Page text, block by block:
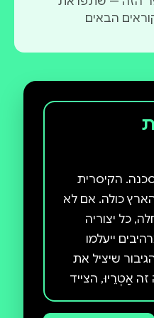
הבאים
הקיסרית
כולה. אם לא
כל יצוריה
ייעלמו
שיציל את
אַטְרֵיוּ, הצייד
מסַפר